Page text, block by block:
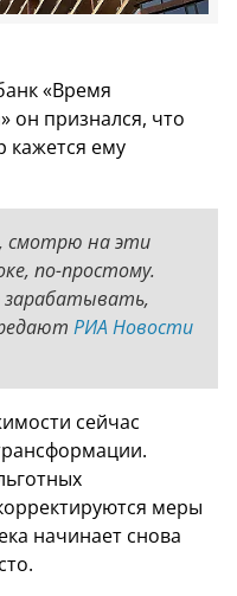
«Время
он признался, что
кажется ему
смотрю на эти
по-простому.
зарабатывать,
РИА Новости
сейчас
меры
начинает снова